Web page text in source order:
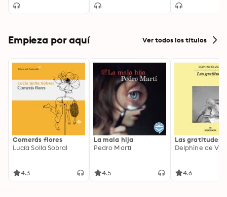
Empieza por aquí Ver todos los títulos
Comerás flores
Lucía Solla Sobral
4.3
La mala hija
Pedro Martí
4.5
Las gratitudes
Delphine de
4.6